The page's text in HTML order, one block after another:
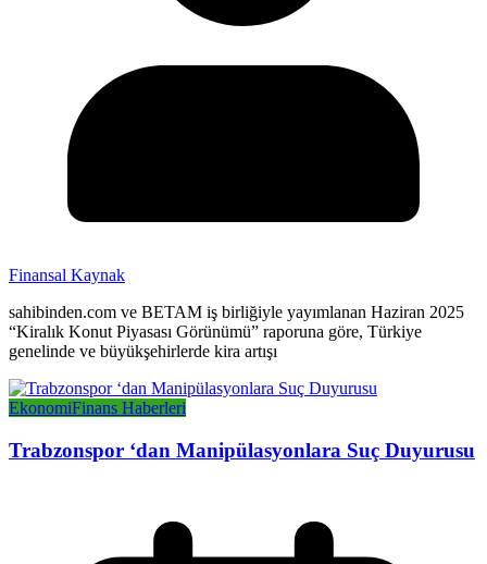
Finansal Kaynak
sahibinden.com ve BETAM iş birliğiyle yayımlanan Haziran 2025
“Kiralık Konut Piyasası Görünümü” raporuna göre, Türkiye
genelinde ve büyükşehirlerde kira artışı
EkonomiFinans Haberleri
Trabzonspor ‘dan Manipülasyonlara Suç Duyurusu